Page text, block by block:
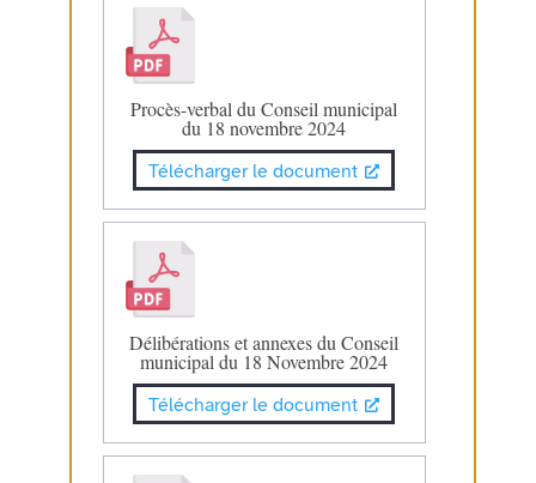
Procès-verbal du Conseil municipal
du 18 novembre 2024
Télécharger le document
Délibérations et annexes du Conseil
municipal du 18 Novembre 2024
Télécharger le document